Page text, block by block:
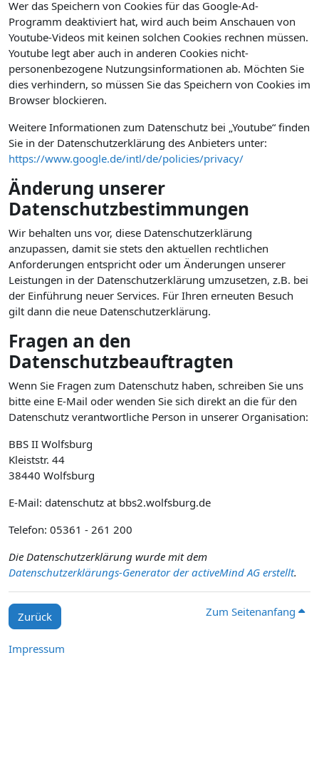
Wer das Speichern von Cookies für das Google-Ad-
Programm deaktiviert hat, wird auch beim Anschauen von
Youtube-Videos mit keinen solchen Cookies rechnen müssen.
Youtube legt aber auch in anderen Cookies nicht-
personenbezogene Nutzungsinformationen ab. Möchten Sie
dies verhindern, so müssen Sie das Speichern von Cookies im
Browser blockieren.
Weitere Informationen zum Datenschutz bei „Youtube“ finden
Sie in der Datenschutzerklärung des Anbieters unter:
https://www.google.de/intl/de/policies/privacy/
Änderung unserer
Datenschutzbestimmungen
Wir behalten uns vor, diese Datenschutzerklärung
anzupassen, damit sie stets den aktuellen rechtlichen
Anforderungen entspricht oder um Änderungen unserer
Leistungen in der Datenschutzerklärung umzusetzen, z.B. bei
der Einführung neuer Services. Für Ihren erneuten Besuch
gilt dann die neue Datenschutzerklärung.
Fragen an den
Datenschutzbeauftragten
Wenn Sie Fragen zum Datenschutz haben, schreiben Sie uns
bitte eine E-Mail oder wenden Sie sich direkt an die für den
Datenschutz verantwortliche Person in unserer Organisation:
BBS II Wolfsburg
Kleiststr. 44
38440 Wolfsburg
E-Mail: datenschutz at bbs2.wolfsburg.de
Telefon: 05361 - 261 200
Die Datenschutzerklärung wurde mit dem
Datenschutzerklärungs-Generator der activeMind AG erstellt.
Zurück Zum Seitenanfang
Impressum